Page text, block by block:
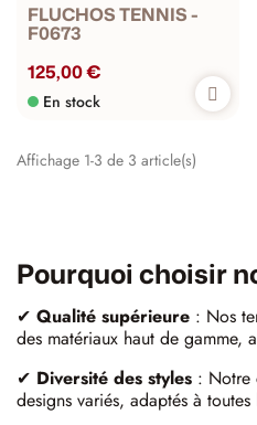
FLUCHOS TENNIS -
F0673
125,00 €
En stock
Affichage 1-3 de 3 article(s)
Pourquoi choisir
✔ Qualité supérieure : Nos
des matériaux haut de gamme,
✔ Diversité des styles : Notre
designs variés, adaptés à